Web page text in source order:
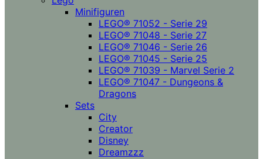
Minifiguren
LEGO® 71052 - Serie 29
LEGO® 71048 - Serie 27
LEGO® 71046 - Serie 26
LEGO® 71045 - Serie 25
LEGO® 71039 - Marvel Serie 2
LEGO® 71047 - Dungeons &
Dragons
Sets
City
Creator
Disney
Dreamzzz